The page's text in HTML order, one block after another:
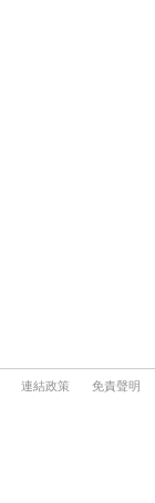
連結政策
免責聲明